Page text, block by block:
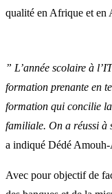
qualité en Afrique et en
” L’année scolaire à
formation prenante en
formation qui concilie
familiale. On a réussi à
a indiqué Dédé
Avec pour objectif de